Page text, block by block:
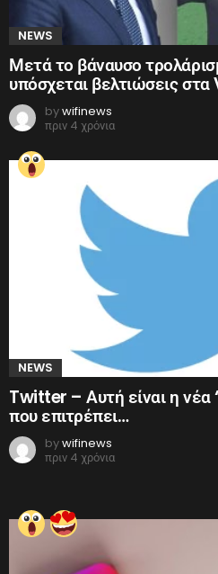
NEWS
Μετά το βάναυσο
υπόσχεται βελτιώσεις στα
bywifinews
πριν 4 χρόνια
NEWS
Twitter – Αυτή είναι η νέα
που επιτρέπει…
bywifinews
πριν 4 χρόνια